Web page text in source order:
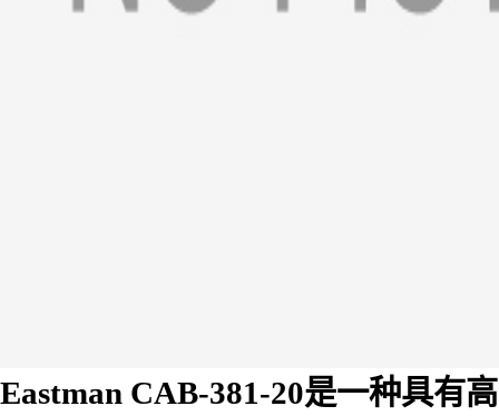
Eastman CAB-381-20是一种具有